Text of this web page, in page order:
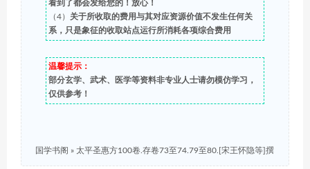
看到了都会发给您的！放心！
（4） 关于所收取的费用与其对应资源价值不发生任何关
系，只是象征的收取站点运行所消耗各项综合费用
温馨提示：
部分玄学、武术、医学等资料非专业人士请勿模仿学习，
仅供参考！
国学书阁 » 太平圣惠方100卷.存卷73至74.79至80.[宋王怀隐等]撰